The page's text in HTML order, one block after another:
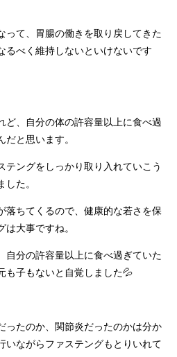
って、胃腸の働きを取り戻してきた
るべく維持しないといけないです
ど、自分の体の許容量以上に食べ過
と思います。
テングをしっかり取り入れていこう
た。
落ちてくるので、健康的な若さを保
大事ですね。
自分の許容量以上に食べ過ぎていた
も子もないと自覚しました💦
ったのか、関節炎だったのかは分か
いながらファステングもとりいれて